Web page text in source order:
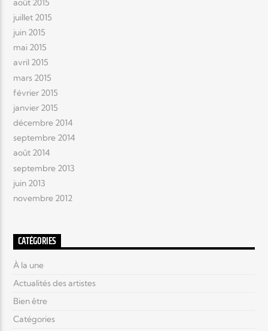
juillet 2015
juin 2015
mai 2015
avril 2015
mars 2015
février 2015
janvier 2015
décembre 2014
septembre 2014
août 2014
septembre 2013
juin 2013
novembre 2012
CATÉGORIES
À la une
Actualités des artistes
Bien être
Catégories